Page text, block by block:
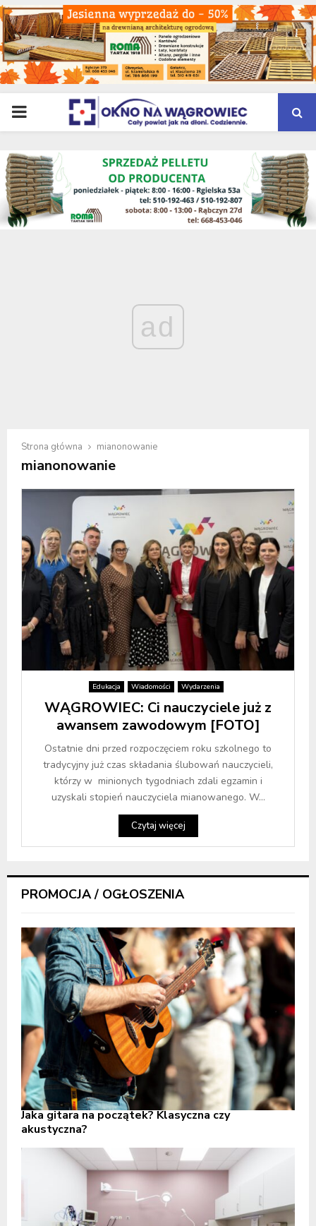
PRIMARY
MENU
ad
Strona główna mianonowanie
mianonowanie
Edukacja Wiadomości Wydarzenia
WĄGROWIEC: Ci nauczyciele już z
awansem zawodowym [FOTO]
Ostatnie dni przed rozpoczęciem roku szkolnego to
tradycyjny już czas składania ślubowań nauczycieli,
którzy w minionych tygodniach zdali egzamin i
uzyskali stopień nauczyciela mianowanego. W...
Czytaj więcej
PROMOCJA / OGŁOSZENIA
Jaka gitara na początek? Klasyczna czy
akustyczna?